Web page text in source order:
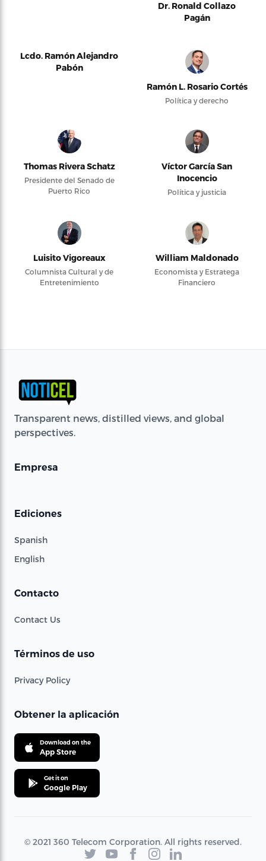
Dr. Ronald Collazo
Pagán
Lcdo. Ramón Alejandro
Pabón
Ramón L. Rosario Cortés
Política y derecho
Thomas Rivera Schatz
Presidente del Senado de
Puerto Rico
Víctor García San
Inocencio
Política y justicia
Luisito Vigoreaux
Columnista Cultural y de
Entretenimiento
William Maldonado
Economista y Estratega
Financiero
Transparent news, distilled views, and global
perspectives.
Empresa
Ediciones
Spanish
English
Contacto
Contact Us
Términos de uso
Privacy Policy
Obtener la aplicación
Download on the
App Store
Get it on
Google Play
© 2021 360 Telecom Corporation. All rights reserved.